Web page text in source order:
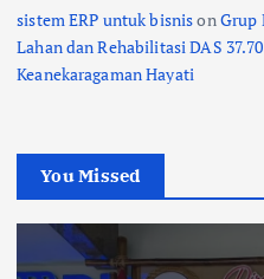
sistem ERP untuk bisnisonGrup
Lahan dan Rehabilitasi DAS
Keanekaragaman Hayati
You Missed